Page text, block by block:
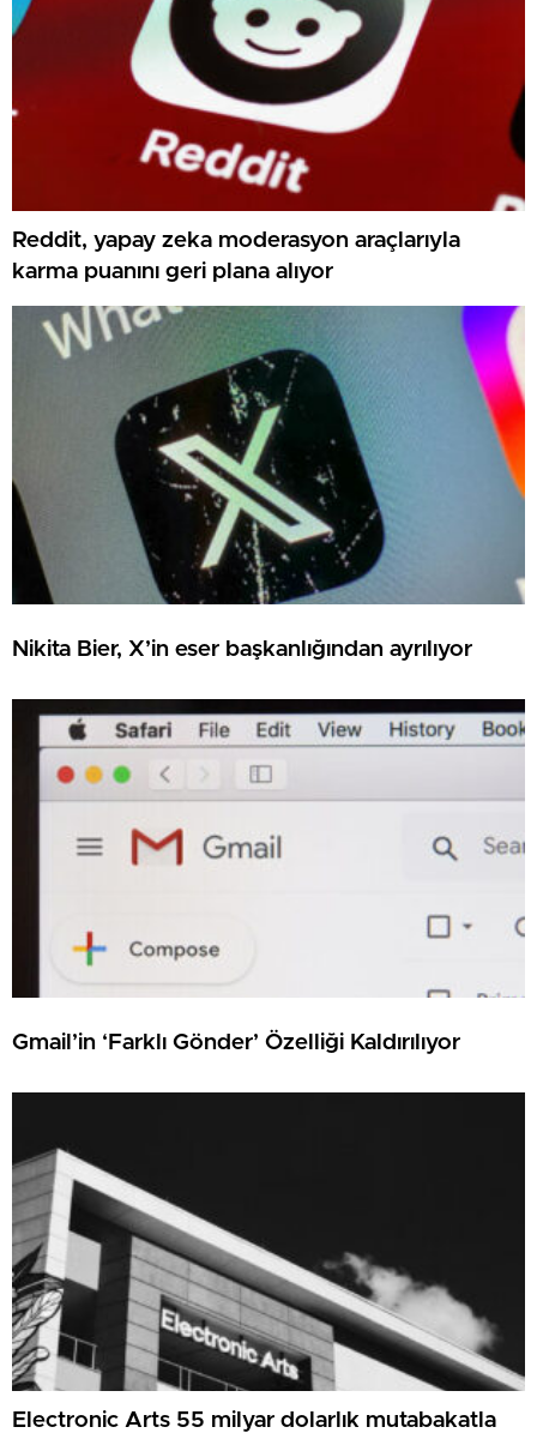
Reddit, yapay zeka moderasyon araçlarıyla
karma puanını geri plana alıyor
Nikita Bier, X’in eser başkanlığından ayrılıyor
Gmail’in ‘Farklı Gönder’ Özelliği Kaldırılıyor
Electronic Arts 55 milyar dolarlık mutabakatla